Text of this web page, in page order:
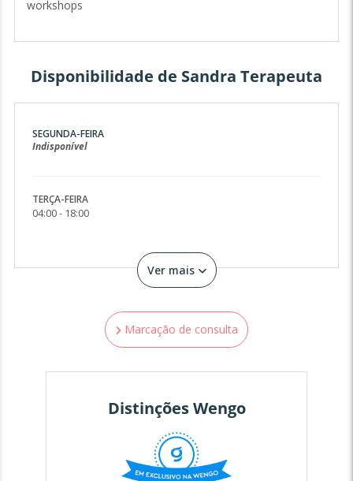
workshops
Disponibilidade de Sandra Terapeuta
SEGUNDA-FEIRA
Indisponível
TERÇA-FEIRA
04:00 - 18:00
Ver mais
Marcação de consulta
Distinções Wengo